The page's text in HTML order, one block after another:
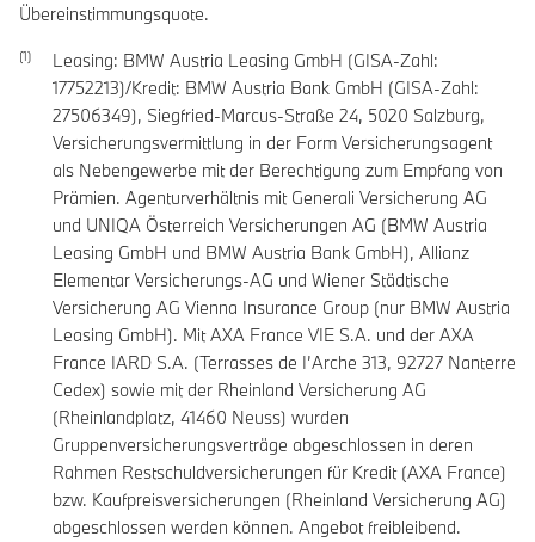
Übereinstimmungsquote.
Leasing: BMW Austria Leasing GmbH (GISA-Zahl:
17752213)/Kredit: BMW Austria Bank GmbH (GISA-Zahl:
27506349), Siegfried-Marcus-Straße 24, 5020 Salzburg,
Versicherungsvermittlung in der Form Versicherungsagent
als Nebengewerbe mit der Berechtigung zum Empfang von
Prämien. Agenturverhältnis mit Generali Versicherung AG
und UNIQA Österreich Versicherungen AG (BMW Austria
Leasing GmbH und BMW Austria Bank GmbH), Allianz
Elementar Versicherungs-AG und Wiener Städtische
Versicherung AG Vienna Insurance Group (nur BMW Austria
Leasing GmbH). Mit AXA France VIE S.A. und der AXA
France IARD S.A. (Terrasses de I’Arche 313, 92727 Nanterre
Cedex) sowie mit der Rheinland Versicherung AG
(Rheinlandplatz, 41460 Neuss) wurden
Gruppenversicherungsverträge abgeschlossen in deren
Rahmen Restschuldversicherungen für Kredit (AXA France)
bzw. Kaufpreisversicherungen (Rheinland Versicherung AG)
abgeschlossen werden können. Angebot freibleibend.